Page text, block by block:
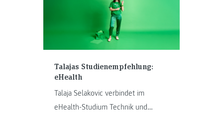
Talajas Studienempfehlung:
eHealth
Talaja Selakovic verbindet im
eHealth-Studium Technik und